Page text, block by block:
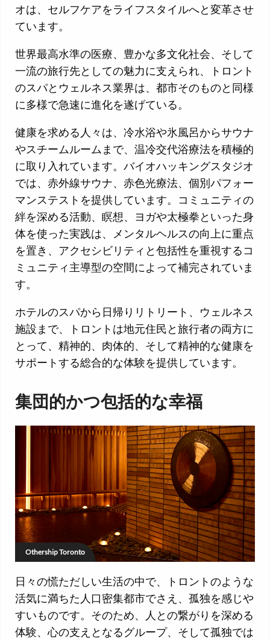
オは、セルフケアをライフスタイルへと変革させ
ています。
世界最高水準の医療、豊かな多文化社会、そして
一流の旅行先としての魅力に支えられ、トロント
のスパとウェルネス業界は、都市そのものと同様
に多様で急速に進化を遂げている。
健康を求める人々は、冷水浴や氷風呂からサウナ
やスチームルームまで、温冷交代浴療法を積極的
に取り入れています。バイオハッキングスタジオ
では、赤外線サウナ、赤色光療法、個別パフォー
マンステストを提供しています。コミュニティの
絆を深める活動、瞑想、ヨガや太極拳といった身
体を使った実践は、メンタルヘルスの向上に重点
を置き、アクセシビリティと包括性を重視するコ
ミュニティ主導型の空間によって補完されていま
す。
ホテルのスパから日帰りリトリート、ウェルネス
施設まで、トロントは地元住民と旅行者の両方に
とって、精神的、肉体的、そして精神的な健康を
サポートする総合的な体験を提供しています。
集団的かつ包括的な幸福
Othership Toronto
日々の慌ただしい生活の中で、トロントのような
活気に満ちた人口密集都市でさえ、孤独を感じや
すいものです。そのため、人との繋がりを深める
体験、心の支えとなるグループ、そして孤独では